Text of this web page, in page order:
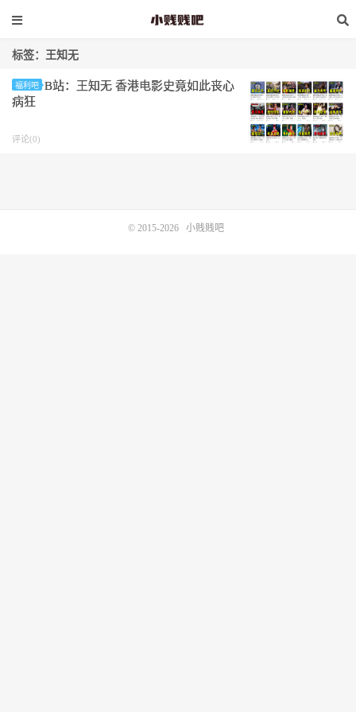
标签：王知无
福利吧
B站：王知无 香港电影史竟如此丧心
病狂
评论(0)
© 2015-2026 小贱贱吧